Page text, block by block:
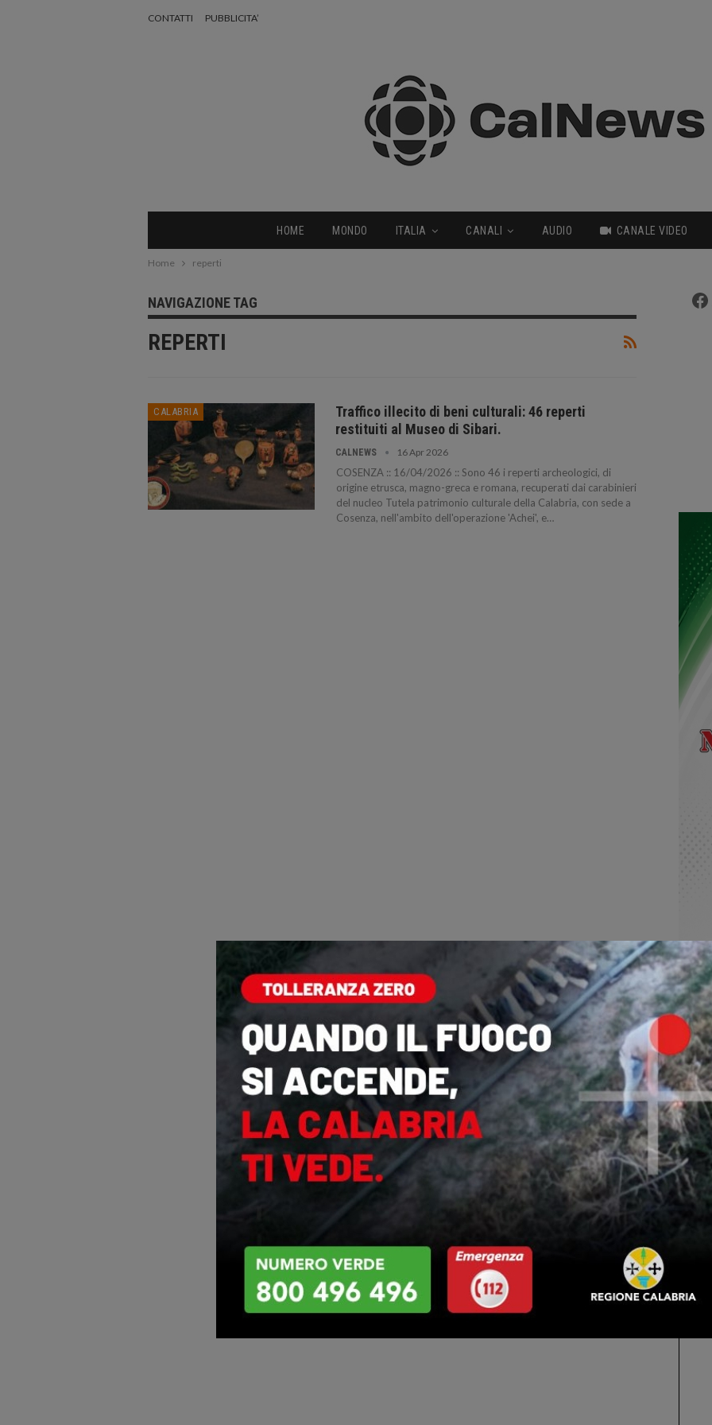
CONTATTI PUBBLICITA’
HOME MONDO ITALIA CANALI AUDIO CANALE VIDEO
Home reperti
NAVIGAZIONE TAG
REPERTI
CALABRIA
Traffico illecito di beni culturali: 46 reperti
restituiti al Museo di Sibari.
CALNEWS 16 Apr 2026
COSENZA :: 16/04/2026 :: Sono 46 i reperti archeologici, di
origine etrusca, magno-greca e romana, recuperati dai carabinieri
del nucleo Tutela patrimonio culturale della Calabria, con sede a
Cosenza, nell'ambito dell'operazione 'Achei', e…